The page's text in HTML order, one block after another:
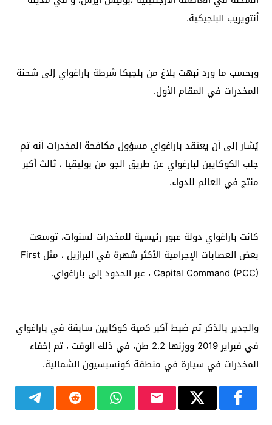
أنتويريب البلجيكية.
وبحسب ما ورد نبهت بلاغ من بلجيكا شرطة باراغواي إلى شحنة
المخدرات في المقام الأول.
يُشار إلى أن يعتقد باراغواي مسؤول مكافحة المخدرات أنه تم
جلب الكوكايين لبارغواي عن طريق الجو من بوليقيا ، ثالث أكبر
منتج في العالم للدواء.
كانت باراغواي دولة عبور رئيسية للمخدرات لسنوات، توسعت
بعض العصابات الإجرامية الأكثر شهرة في البرازيل ، مثل First
Capital Command (PCC) ، عبر الحدود إلى باراغواي.
والجدير بالذكر تم ضبط أكبر كمية كوكايين سابقة في باراغواي
في فبراير 2019 ووزنها 2.2 طن، في ذلك الوقت ، تم إخفاء
المخدرات في سيارة في منطقة كونسبسيون الشمالية.